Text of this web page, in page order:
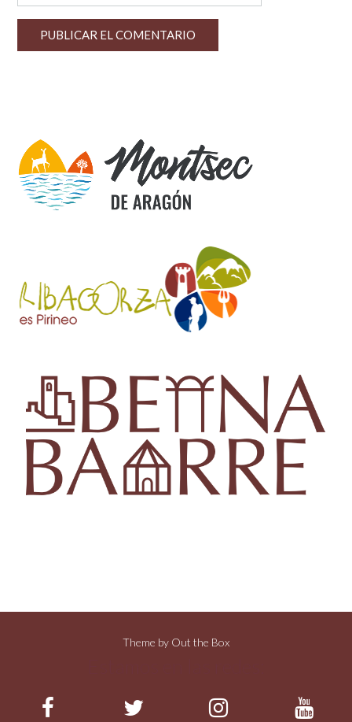
Theme by Out the Box